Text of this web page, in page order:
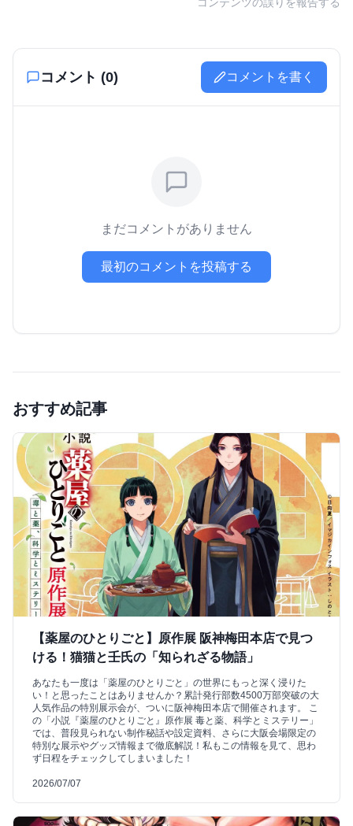
コメント (0) コメントを書く
まだコメントがありません
最初のコメントを投稿する
おすすめ記事
【薬屋のひとりごと】原作展 阪神梅田本店で見つ
ける！猫猫と壬氏の「知られざる物語」
あなたも一度は「薬屋のひとりごと」の世界にもっと深く浸りた
い！と思ったことはありませんか？累計発行部数4500万部突破の大
人気作品の特別展示会が、ついに阪神梅田本店で開催されます。 こ
の「小説『薬屋のひとりごと』原作展 毒と薬、科学とミステリー」
では、普段見られない制作秘話や設定資料、さらに大阪会場限定の
特別な展示やグッズ情報まで徹底解説！私もこの情報を見て、思わ
ず日程をチェックしてしまいました！
2026/07/07